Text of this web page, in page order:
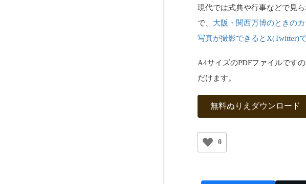
現代では式典や行事などで見
で、 大阪・関西万博のときの
写真が撮影できるとX(Twitter)
A4サイズのPDFファイルです
だけます。
無料ぬりえダウンロード
0